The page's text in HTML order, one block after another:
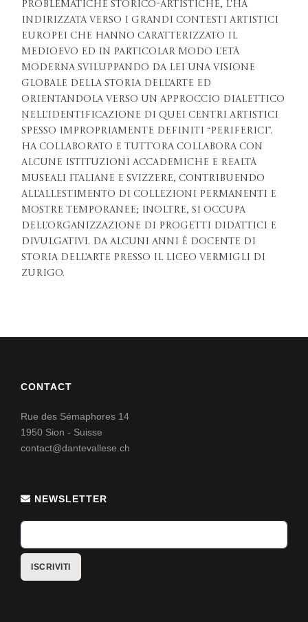
problematiche storico-artistiche, l'ha
indirizzata verso i grandi contesti artistici
europei che hanno caratterizzato il
medioevo ed in particolar modo l’età
moderna sviluppando da lei una visione
globale della storia dell’arte ed
orientandola verso un approccio dialettico
nell’identificazione di quei centri artistici
spesso impropriamente definiti “periferici”.
Ha collaborato e tutt’ora collabora con
alcune istituzioni accademiche e realtà
museali italiane e svizzere, contribuendo
all’allestimento di collezioni permanenti e
mostre temporanee; inoltre, si occupa
dell’organizzazione di progetti didattici e
divulgativi. Da alcuni anni è docente di
storia dell’arte presso il Liceo Vermigli di
Zurigo.
CONTACT
Rue des Sémaphores 14
1950 Sion - Suisse
contact@dantevallese.ch
NEWSLETTER